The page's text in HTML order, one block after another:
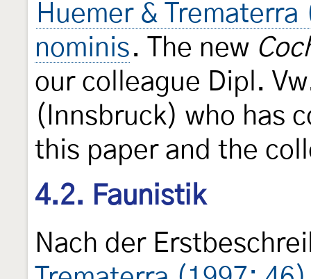
Huemer &
nominis. The new
our colleague Dipl.
(Innsbruck) who has
this paper and the
4.2. Faunistik
Nach der